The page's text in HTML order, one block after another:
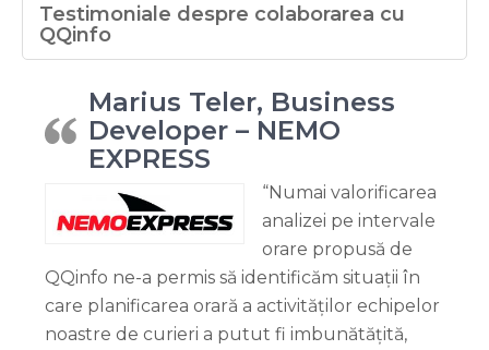
Testimoniale despre colaborarea cu
QQinfo
Marius Teler, Business
Developer – NEMO
EXPRESS
“Numai valorificarea
analizei pe intervale
orare propusă de
QQinfo ne-a permis să identificăm situații în
care planificarea orară a activităților echipelor
noastre de curieri a putut fi imbunătățită,